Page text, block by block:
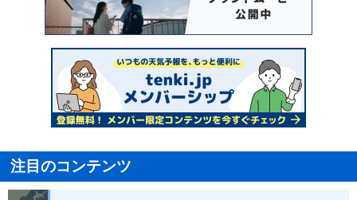
注目のコンテンツ